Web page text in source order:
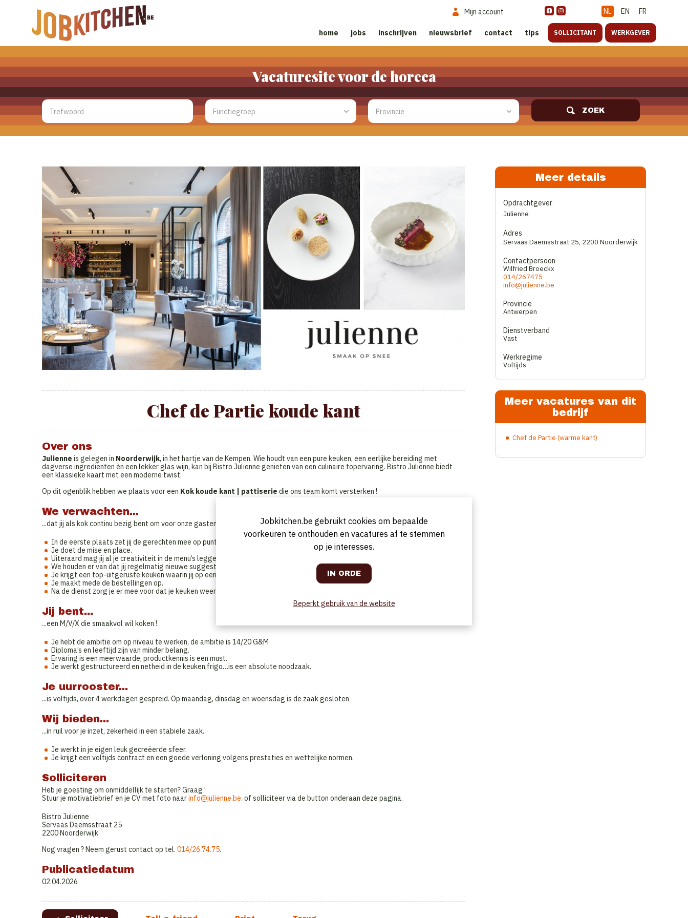
NL EN FR
Mijn account
home jobs inschrijven nieuwsbrief contact tips SOLLICITANT WERKGEVER
Vacaturesite voor de horeca
ZOEK
Chef de Partie koude kant
Over ons
Julienne is gelegen in Noorderwijk, in het hartje van de Kempen. Wie houdt van een pure keuken, een eerlijke bereiding met
dagverse ingrediënten èn een lekker glas wijn, kan bij Bistro Julienne genieten van een culinaire topervaring. Bistro Julienne biedt
een klassieke kaart met een moderne twist.
Op dit ogenblik hebben we plaats voor een Kok koude kant | pattiserie die ons team komt versterken !
We verwachten...
...dat jij als kok continu bezig bent om voor onze gasten een “wauw-ervaring” te creëren.
In de eerste plaats zet jij de gerechten mee op punt met jouw finesse.
Je doet de mise en place.
Uiteraard mag jij al je creativiteit in de menu’s leggen.
We houden er van dat jij regelmatig nieuwe suggesties samenstelt.
Je krijgt een top-uitgeruste keuken waarin jij op een gestructureerde manier je ding kan doen.
Je maakt mede de bestellingen op.
Na de dienst zorg je er mee voor dat je keuken weer proper is.
Jij bent...
...een M/V/X die smaakvol wil koken !
Je hebt de ambitie om op niveau te werken, de ambitie is 14/20 G&M
Diploma’s en leeftijd zijn van minder belang.
Ervaring is een meerwaarde, productkennis is een must.
Je werkt gestructureerd en netheid in de keuken,frigo…is een absolute noodzaak.
Je uurrooster...
...is voltijds, over 4 werkdagen gespreid. Op maandag, dinsdag en woensdag is de zaak gesloten
Wij bieden...
...in ruil voor je inzet, zekerheid in een stabiele zaak.
Je werkt in je eigen leuk gecreëerde sfeer.
Je krijgt een voltijds contract en een goede verloning volgens prestaties en wettelijke normen.
Solliciteren
Heb je goesting om onmiddellijk te starten? Graag !
Stuur je motivatiebrief en je CV met foto naarinfo@julienne.be. of solliciteer via de button onderaan deze pagina.
Bistro Julienne
Servaas Daemsstraat 25
2200 Noorderwijk
Nog vragen ? Neem gerust contact op tel. 014/26.74.75.
Publicatiedatum
02.04.2026
Meer details
Opdrachtgever
Julienne
Adres
Servaas Daemsstraat 25, 2200 Noorderwijk
Contactpersoon
Wilfried Broeckx
014/267475
info@julienne.be
Provincie
Antwerpen
Dienstverband
Vast
Werkregime
Voltijds
Meer vacatures van dit
bedrijf
Chef de Partie (warme kant)
Jobkitchen.be gebruikt cookies om bepaalde
voorkeuren te onthouden en vacatures af te stemmen
op je interesses.
Beperkt gebruik van de website